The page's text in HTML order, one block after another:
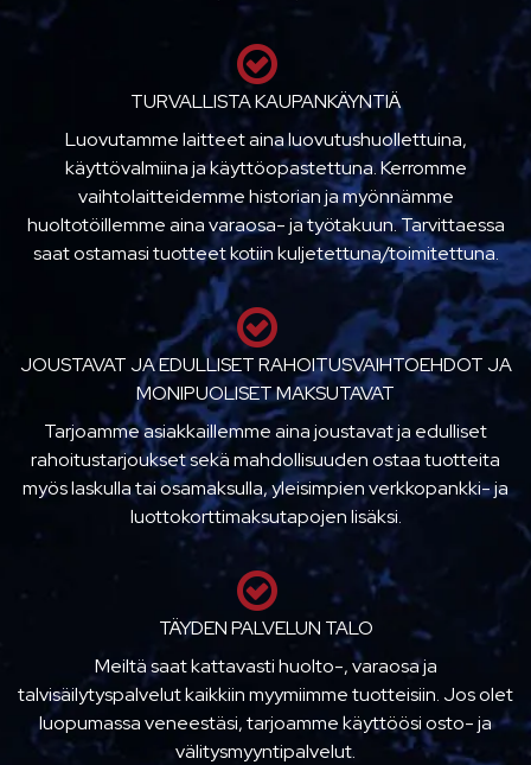
TURVALLISTA KAUPANKÄYNTIÄ
Luovutamme laitteet aina luovutushuollettuina,
käyttövalmiina ja käyttöopastettuna. Kerromme
vaihtolaitteidemme historian ja myönnämme
huoltotöillemme aina varaosa- ja työtakuun. Tarvittaessa
saat ostamasi tuotteet kotiin kuljetettuna/toimitettuna.
JOUSTAVAT JA EDULLISET RAHOITUSVAIHTOEHDOT JA
MONIPUOLISET MAKSUTAVAT
Tarjoamme asiakkaillemme aina joustavat ja edulliset
rahoitustarjoukset sekä mahdollisuuden ostaa tuotteita
myös laskulla tai osamaksulla, yleisimpien verkkopankki- ja
luottokorttimaksutapojen lisäksi.
TÄYDEN PALVELUN TALO
Meiltä saat kattavasti huolto-, varaosa ja
talvisäilytyspalvelut kaikkiin myymiimme tuotteisiin. Jos olet
luopumassa veneestäsi, tarjoamme käyttöösi osto- ja
välitysmyyntipalvelut.